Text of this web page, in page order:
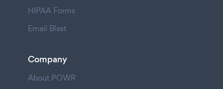
HIPAA Forms
Email Blast
Company
About POWR